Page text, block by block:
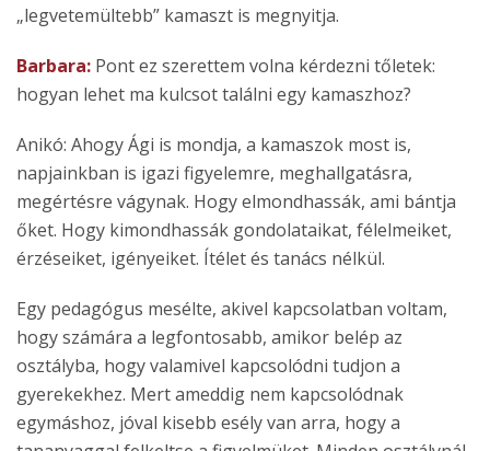
„legvetemültebb” kamaszt is megnyitja.
Barbara: Pont ez szerettem volna kérdezni tőletek:
hogyan lehet ma kulcsot találni egy kamaszhoz?
Anikó: Ahogy Ági is mondja, a kamaszok most is,
napjainkban is igazi figyelemre, meghallgatásra,
megértésre vágynak. Hogy elmondhassák, ami bántja
őket. Hogy kimondhassák gondolataikat, félelmeiket,
érzéseiket, igényeiket. Ítélet és tanács nélkül.
Egy pedagógus mesélte, akivel kapcsolatban voltam,
hogy számára a legfontosabb, amikor belép az
osztályba, hogy valamivel kapcsolódni tudjon a
gyerekekhez. Mert ameddig nem kapcsolódnak
egymáshoz, jóval kisebb esély van arra, hogy a